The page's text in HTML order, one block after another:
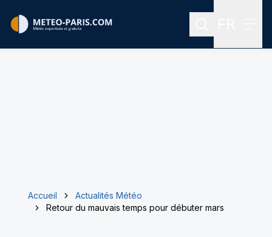
Rechercher
Accueil
Actualités Météo
Retour du mauvais temps pour débuter mars